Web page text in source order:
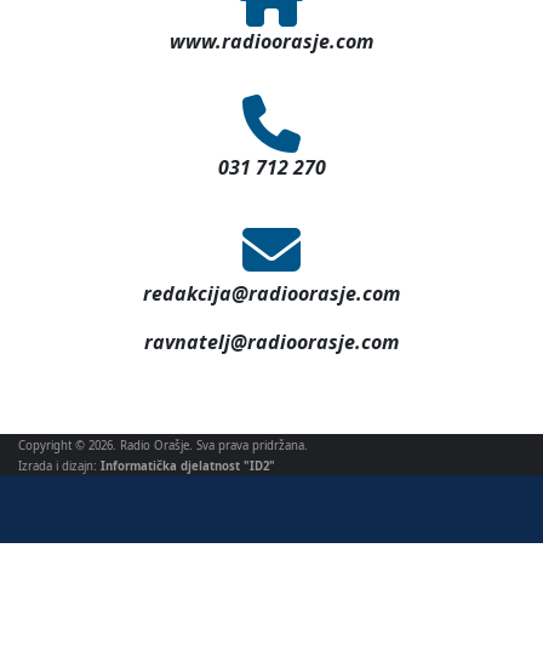
www.radioorasje.com
031 712 270
redakcija@radioorasje.com
ravnatelj@radioorasje.com
Copyright © 2026. Radio Orašje. Sva prava pridržana.
Izrada i dizajn: Informatička djelatnost "ID2"